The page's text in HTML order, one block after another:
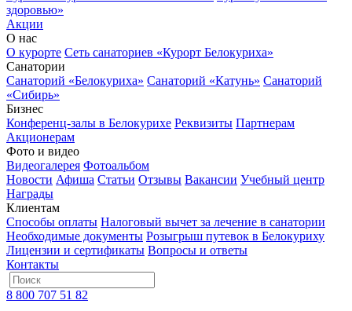
здоровью»
Акции
О нас
О курорте Сеть санаториев «Курорт Белокуриха»
Санатории
Санаторий «Белокуриха» Санаторий «Катунь» Санаторий
«Сибирь»
Бизнес
Конференц-залы в Белокурихе Реквизиты Партнерам
Акционерам
Фото и видео
Видеогалерея Фотоальбом
Новости Афиша Статьи Отзывы Вакансии Учебный центр
Награды
Клиентам
Способы оплаты Налоговый вычет за лечение в санатории
Необходимые документы Розыгрыш путевок в Белокуриху
Лицензии и сертификаты Вопросы и ответы
Контакты
8 800 707 51 82